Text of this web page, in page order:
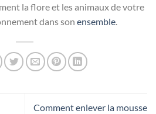
la flore et les animaux de votre
dans son ensemble.
Comment enlever la mousse